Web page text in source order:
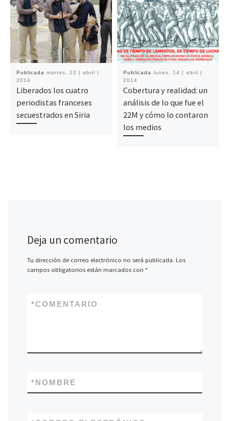
Publicada martes, 22 | abril |
2014
Liberados los cuatro
periodistas franceses
secuestrados en Siria
Publicada lunes, 14 | abril |
2014
Cobertura y realidad: un
análisis de lo que fue el
22M y cómo lo contaron
los medios
Deja un comentario
Tu dirección de correo electrónico no será publicada. Los
campos obligatorios están marcados con *
COMENTARIO
*
NOMBRE
*